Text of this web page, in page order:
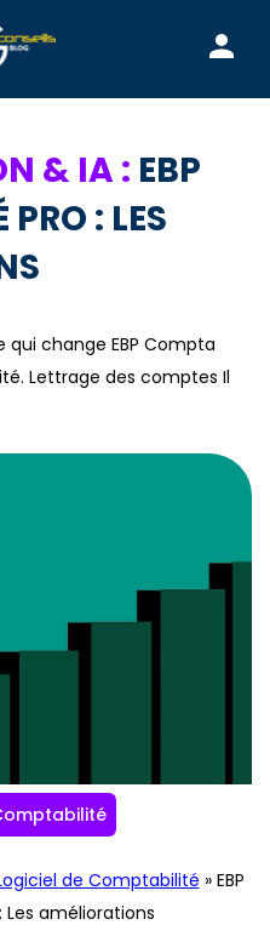
& IA : EBP
: LES
qui change EBP Compta
Lettrage des comptes Il
de Comptabilité » EBP
Les améliorations